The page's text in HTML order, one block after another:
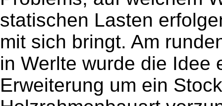
statischen Lasten
mit sich bringt. Am
in Werlte wurde die Idee
Erweiterung um ein